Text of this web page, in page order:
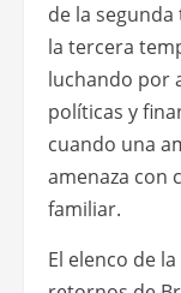
de la
la tercera
luchando por
políticas y
cuando una
amenaza con
familiar.
El elenco de